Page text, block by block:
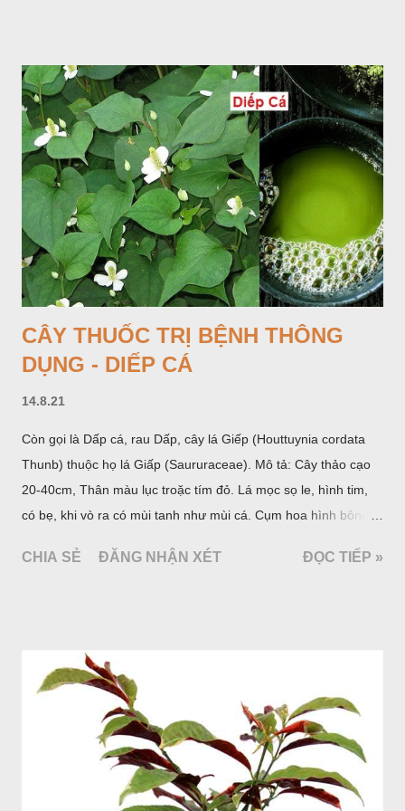
một mo to màu đỏ xanh có đốm trắng, mặt trong màu đỏ thẫm,
bao lấy một bong mo là một trục mang phần hoa cái ở dưới,
phần hoa đực ở trên. Khoai nưa phân bố ở Ấn độ, Myanma,
Trung quốc, Việt nam, Campuchia, Malaixia, Inđônêxia,
Philippin. Ở nước ta, khoai nưa mọc hoang rải rác ở khắp các
vùng rừng núi, được bà con nhiều địa phương đem về trồng từ
lâu đời ở trong vườn, quanh bờ ao, dọc hàng rào và trên các
đồi để làm thức ăn cho người và gia súc, gặp nhiều ở các tỉnh
Lạng s...
CÂY THUỐC TRỊ BỆNH THÔNG
DỤNG - DIẾP CÁ
14.8.21
Còn gọi là Dấp cá, rau Dấp, cây lá Giếp (Houttuynia cordata
Thunb) thuộc họ lá Giấp (Saururaceae). Mô tả: Cây thảo cạo
20-40cm, Thân màu lục troặc tím đỏ. Lá mọc sọ le, hình tim,
có bẹ, khi vò ra có mùi tanh như mùi cá. Cụm hoa hình bông
nhạt. Hạt hình trái xoan nhẵn. Mùa hoa quả: tháng 5 – 7.
CHIA SẺ ĐĂNG NHẬN XÉT ĐỌC TIẾP »